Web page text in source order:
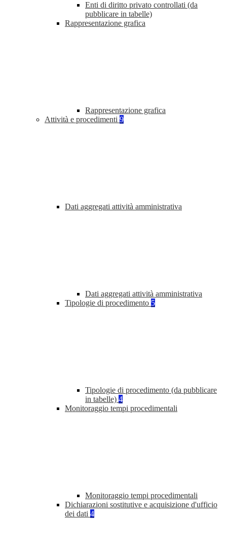
Enti di diritto privato controllati (da
pubblicare in tabelle)
Rappresentazione grafica
Rappresentazione grafica
Attività e procedimenti 9
Dati aggregati attività amministrativa
Dati aggregati attività amministrativa
Tipologie di procedimento 5
Tipologie di procedimento (da pubblicare
in tabelle) 4
Monitoraggio tempi procedimentali
Monitoraggio tempi procedimentali
Dichiarazioni sostitutive e acquisizione d'ufficio
dei dati 4